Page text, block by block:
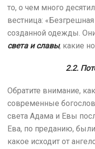
то, о чем много
вестница:
созданной одежды.
света и славы, какие
2.2.
Обратите внимание,
современные
света Адама и Евы
Ева, по преданию,
какое исходит от